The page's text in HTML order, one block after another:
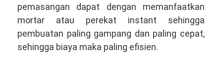
pemasangan dapat dengan memanfaatkan
mortar atau perekat instant sehingga
pembuatan paling gampang dan paling cepat,
sehingga biaya maka paling efisien.